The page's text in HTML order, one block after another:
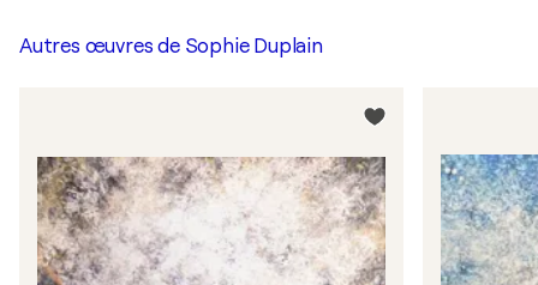
Autres œuvres de Sophie Duplain